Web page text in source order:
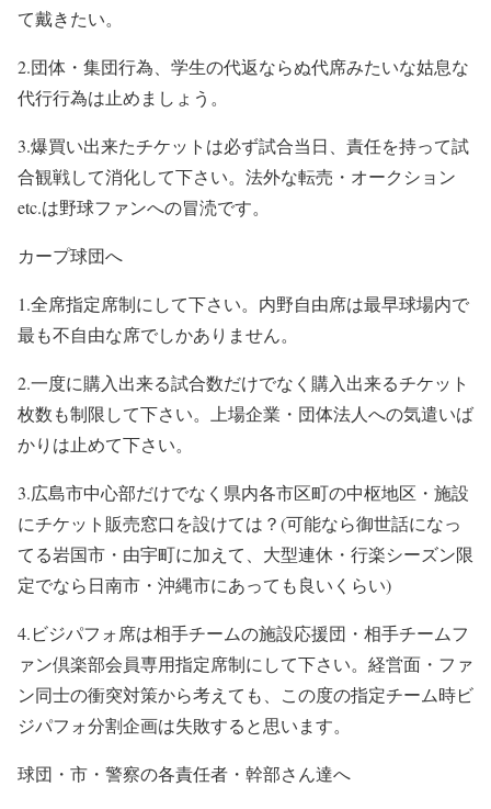
て戴きたい。
2.団体・集団行為、学生の代返ならぬ代席みたいな姑息な
代行行為は止めましょう。
3.爆買い出来たチケットは必ず試合当日、責任を持って試
合観戦して消化して下さい。法外な転売・オークション
etc.は野球ファンへの冒涜です。
カープ球団へ
1.全席指定席制にして下さい。内野自由席は最早球場内で
最も不自由な席でしかありません。
2.一度に購入出来る試合数だけでなく購入出来るチケット
枚数も制限して下さい。上場企業・団体法人への気遣いば
かりは止めて下さい。
3.広島市中心部だけでなく県内各市区町の中枢地区・施設
にチケット販売窓口を設けては？(可能なら御世話になっ
てる岩国市・由宇町に加えて、大型連休・行楽シーズン限
定でなら日南市・沖縄市にあっても良いくらい)
4.ビジパフォ席は相手チームの施設応援団・相手チームフ
ァン倶楽部会員専用指定席制にして下さい。経営面・ファ
ン同士の衝突対策から考えても、この度の指定チーム時ビ
ジパフォ分割企画は失敗すると思います。
球団・市・警察の各責任者・幹部さん達へ